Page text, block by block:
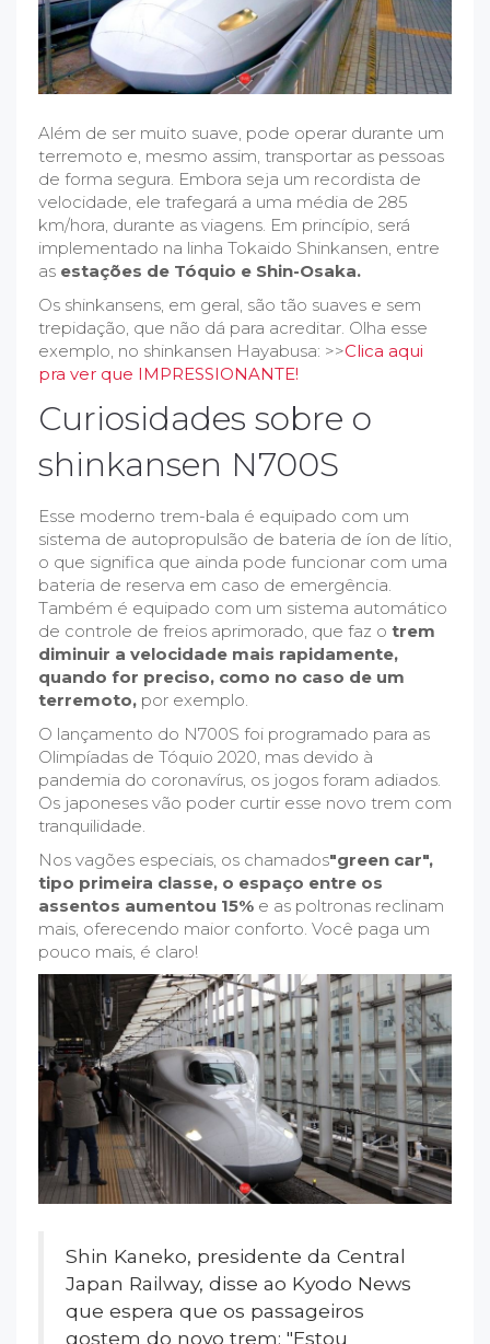
Além de ser muito suave, pode operar durante um
terremoto e, mesmo assim, transportar as pessoas
de forma segura. Embora seja um recordista de
velocidade, ele trafegará a uma média de 285
km/hora, durante as viagens. Em princípio, será
implementado na linha Tokaido Shinkansen, entre
as estações de Tóquio e Shin-Osaka.
Os shinkansens, em geral, são tão suaves e sem
trepidação, que não dá para acreditar. Olha esse
exemplo, no shinkansen Hayabusa: >>Clica aqui
pra ver que IMPRESSIONANTE!
Curiosidades sobre o
shinkansen N700S
Esse moderno trem-bala é equipado com um
sistema de autopropulsão de bateria de íon de lítio,
o que significa que ainda pode funcionar com uma
bateria de reserva em caso de emergência.
Também é equipado com um sistema automático
de controle de freios aprimorado, que faz o trem
diminuir a velocidade mais rapidamente,
quando for preciso, como no caso de um
terremoto, por exemplo.
O lançamento do N700S foi programado para as
Olimpíadas de Tóquio 2020, mas devido à
pandemia do coronavírus, os jogos foram adiados.
Os japoneses vão poder curtir esse novo trem com
tranquilidade.
Nos vagões especiais, os chamados"green car",
tipo primeira classe, o espaço entre os
assentos aumentou 15% e as poltronas reclinam
mais, oferecendo maior conforto. Você paga um
pouco mais, é claro!
Shin Kaneko, presidente da Central
Japan Railway, disse ao Kyodo News
que espera que os passageiros
gostem do novo trem: "Estou